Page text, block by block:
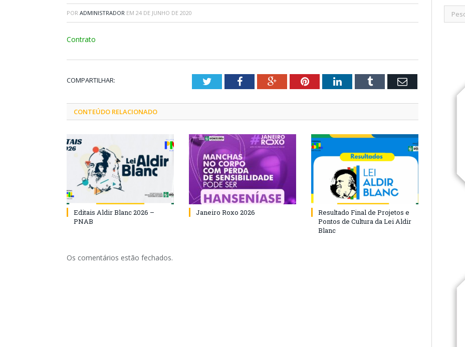
POR ADMINISTRADOR EM 24 DE JUNHO DE 2020
Contrato
COMPARTILHAR: TwitterFacebookGoogle+PinterestLinkedInTumblr Email
CONTEÚDO RELACIONADO
Editais Aldir Blanc 2026 –
PNAB
Janeiro Roxo 2026
Resultado Final de Projetos e
Pontos de Cultura da Lei Aldir
Blanc
Os comentários estão fechados.